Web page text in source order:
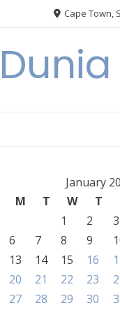
Cape Town,
January
M
T W T
1
2 3
6
7 8 9
13
14 15 16
20
21 22 23
27
28 29 30